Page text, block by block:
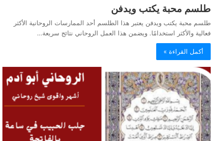
طلسم محبة يكتب ويدفن
طلسم محبة يكتب ويدفن يعتبر هذا الطلسم أحد الممارسات الروحانية الأكثر
فعالية والأكثر استخدامًا. ويضمن هذا العمل الروحاني نتائج سريعة…
أكمل القراءة »